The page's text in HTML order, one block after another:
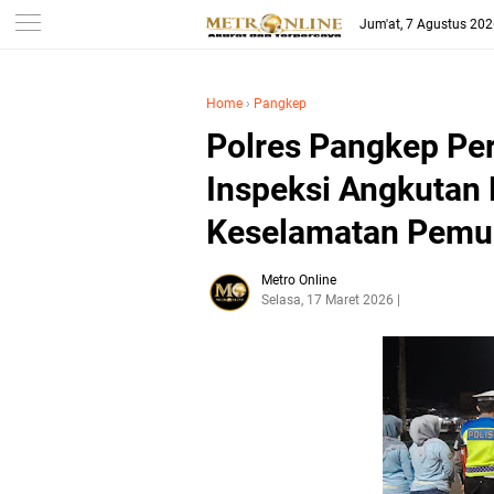
Jum'at, 7 Agustus
Home › Pangkep
Polres Pangkep
Inspeksi Angkutan
Keselamatan
Metro Online
Selasa, 17 Maret 2026